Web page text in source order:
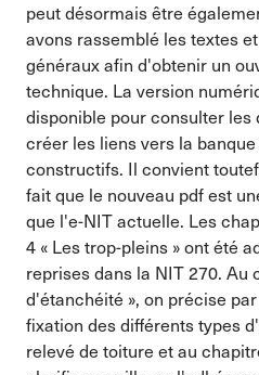
peut désormais être
avons rassemblé les textes
généraux afin d'obtenir un
technique. La version
disponible pour consulter
créer les liens vers la
constructifs. Il convient
fait que le nouveau pdf est
que l'e-NIT actuelle. Les
4 « Les trop-pleins » ont été
reprises dans la NIT 270. Au
d'étanchéité », on précise
fixation des différents types
relevé de toiture et au